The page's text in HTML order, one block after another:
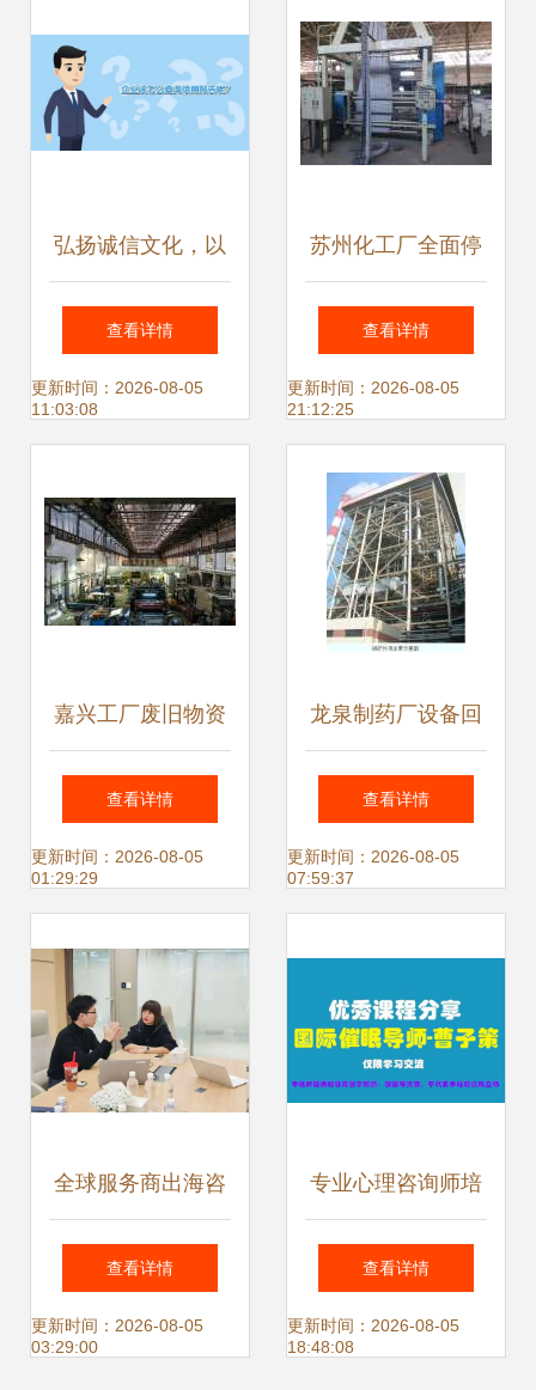
行
弘扬诚信文化，以
专业信息咨询服务
推进社会诚信体系
查看详情
更新时间：2026-08-05
11:03:08
苏州化工厂全面停
产，专业拆除与设
备回收助力产业升
查看详情
更新时间：2026-08-05
21:12:25
嘉兴工厂废旧物资
回收市场动态分析
与信息咨询服务价
查看详情
更新时间：2026-08-05
01:29:29
龙泉制药厂设备回
收 行业趋势、价值
评估与专业服务指
查看详情
更新时间：2026-08-05
07:59:37
全球服务商出海咨
询服务预约通道正
式开启 一站式解决
查看详情
更新时间：2026-08-05
03:29:00
专业心理咨询师培
训体系 淄博至晋中
智恩诚仁教育的专
查看详情
更新时间：2026-08-05
18:48:08